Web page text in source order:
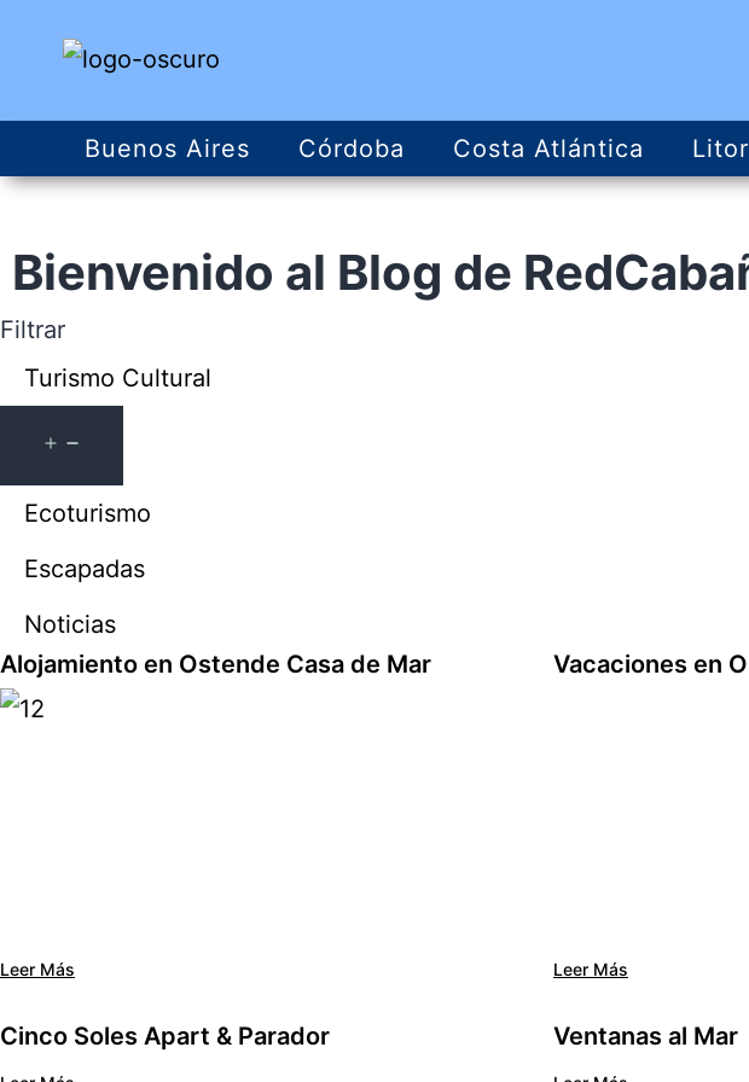
Buenos Aires Córdoba Costa Atlántica
Bienvenido al Blog de
Filtrar
Turismo Cultural
Ecoturismo
Escapadas
Noticias
Alojamiento en Ostende Casa de Mar
Leer Más
Vacaciones en
Leer Más
Cinco Soles Apart & Parador Ventanas al Mar